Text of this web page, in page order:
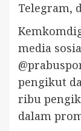
Telegram,
media
pengikut
ribu
dalam